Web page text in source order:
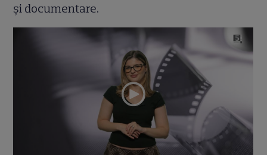
și documentare.